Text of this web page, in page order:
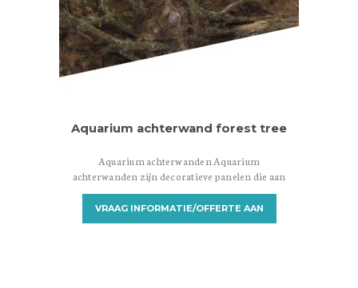
Aquarium achterwand forest tree
Aquarium achterwanden Aquarium
achterwanden zijn decoratieve panelen die aan
de achterkant van een aquarium worden
geplaatst om een aantrekkelijke achtergrond te
creëren. Ze zijn ontworpen om een visueel
VRAAG INFORMATIE/OFFERTE AAN